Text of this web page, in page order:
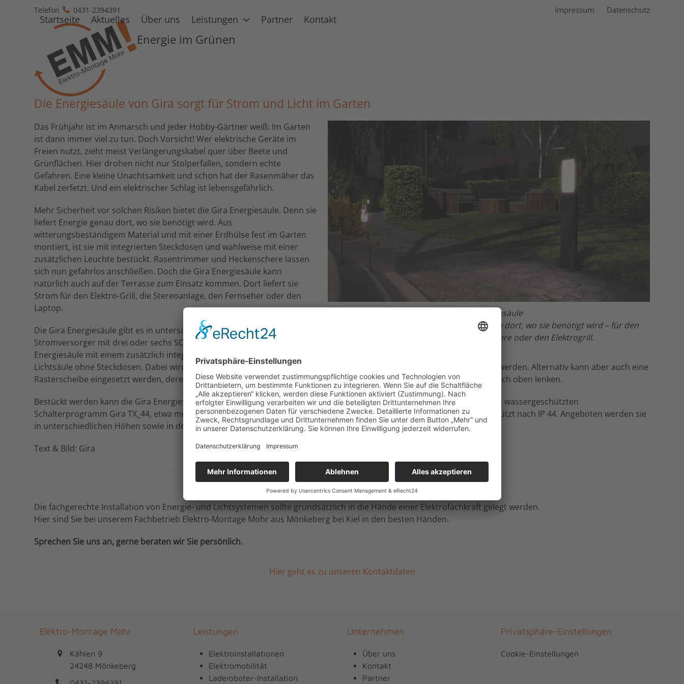
Telefon 0431-2394391 Impressum Datenschutz
Startseite Aktuelles Über uns Leistungen Partner Kontakt
Energie im Grünen
Die Energiesäule von Gira sorgt für Strom und Licht im Garten
Gira Energiesäule
Die Gira Energiesäule liefert Energie genau dort, wo sie benötigt wird – für den
Rasentrimmer, die Heckenschere oder den Elektrogrill.
Das Frühjahr ist im Anmarsch und jeder Hobby-Gärtner weiß: Im Garten
ist dann immer viel zu tun. Doch Vorsicht! Wer elektrische Geräte im
Freien nutzt, zieht meist Verlängerungskabel quer über Beete und
Grünflächen. Hier drohen nicht nur Stolperfallen, sondern echte
Gefahren. Eine kleine Unachtsamkeit und schon hat der Rasenmäher das
Kabel zerfetzt. Und ein elektrischer Schlag ist lebensgefährlich.
Mehr Sicherheit vor solchen Risiken bietet die Gira Energiesäule. Denn sie
liefert Energie genau dort, wo sie benötigt wird. Aus
witterungsbeständigem Material und mit einer Erdhülse fest im Garten
montiert, ist sie mit integrierten Steckdosen und wahlweise mit einer
zusätzlichen Leuchte bestückt. Rasentrimmer und Heckenschere lassen
sich nun gefahrlos anschließen. Doch die Gira Energiesäule kann
natürlich auch auf der Terrasse zum Einsatz kommen. Dort liefert sie
Strom für den Elektro-Grill, die Stereoanlage, den Fernseher oder den
Laptop.
Die Gira Energiesäule gibt es in unterschiedlichen Varianten: als reinen
Stromversorger mit drei oder sechs SCHUKO-Steckdosen, als
Energiesäule mit einem zusätzlich integrierten Lichtelement und als reine
Lichtsäule ohne Steckdosen. Dabei wird das Licht so breit gestreut, dass Rasenflächen oder Terrassen gut ausgeleuchtet werden. Alternativ kann aber auch eine
Rasterscheibe eingesetzt werden, deren Lamellen das Licht – je nach Wunsch – entweder nach unten fallen lassen oder nach oben lenken.
Bestückt werden kann die Gira Energiesäule anstelle der SCHUKO-Steckdosen aber auch mit anderen Funktionen aus dem wassergeschützten
Schalterprogramm Gira TX_44, etwa mit den Funktionen für eine Türsprechanlage. Alle Säulenvarianten sind wassergeschützt nach IP 44. Angeboten werden sie
in unterschiedlichen Höhen sowie in den Farben Alu und Anthrazit.
Text & Bild: Gira
Die fachgerechte Installation von Energie- und Lichtsystemen sollte grundsätzlich in die Hände einer Elektrofachkraft gelegt werden.
Hier sind Sie bei unserem Fachbetrieb Elektro-Montage Mohr aus Mönkeberg bei Kiel in den besten Händen.
Sprechen Sie uns an, gerne beraten wir Sie persönlich.
Hier geht es zu unseren Kontaktdaten
Elektro-Montage Mohr
Kählen 9
24248 Mönkeberg
Leistungen
Elektroinstallationen
Elektromobilität
Laderoboter-Installation
Unternehmen
Über uns
Kontakt
Partner
Privatsphäre-Einstellungen
Cookie-Einstellungen